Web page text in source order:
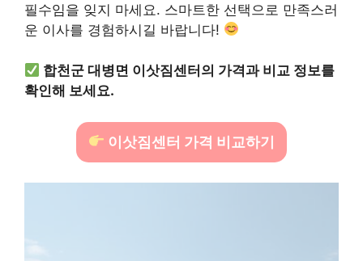
필수임을 잊지 마세요. 스마트한 선택으로 만족스러
운 이사를 경험하시길 바랍니다!
합천군 대병면 이삿짐센터의 가격과 비교 정보를
확인해 보세요.
이삿짐센터 가격 비교하기